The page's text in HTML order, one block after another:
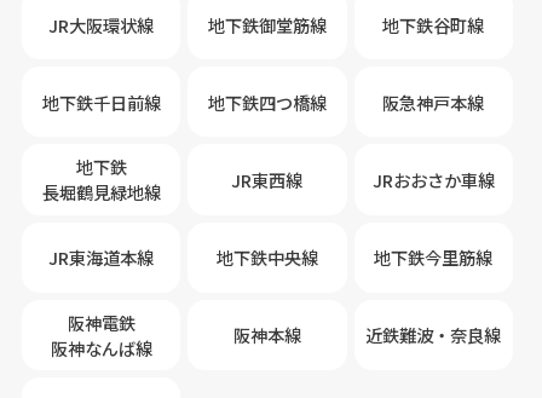
JR大阪環状線 地下鉄御堂筋線 地下鉄谷町線
地下鉄千日前線 地下鉄四つ橋線 阪急神戸本線
地下鉄
長堀鶴見緑地線
JR東西線 JRおおさか車線
JR東海道本線 地下鉄中央線 地下鉄今里筋線
阪神電鉄
阪神なんば線
阪神本線 近鉄難波・奈良線